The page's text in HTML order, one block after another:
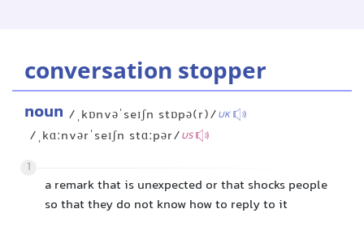
conversation stopper
noun /ˌkɒnvəˈseɪʃn stɒpə(r)/UK
/ˌkɑːnvərˈseɪʃn stɑːpər/US
1
a remark that is unexpected or that shocks people
so that they do not know how to reply to it